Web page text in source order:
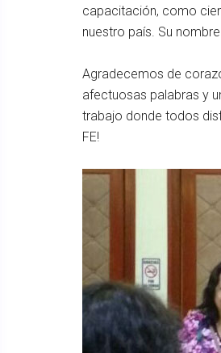
capacitación, como
nuestro país. Su
Agradecemos de
afectuosas palabras y
trabajo donde todos
FE!